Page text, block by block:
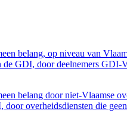
belang, op niveau van
de GDI, door deelnemers
belang door niet-Vlaamse
door overheidsdiensten die